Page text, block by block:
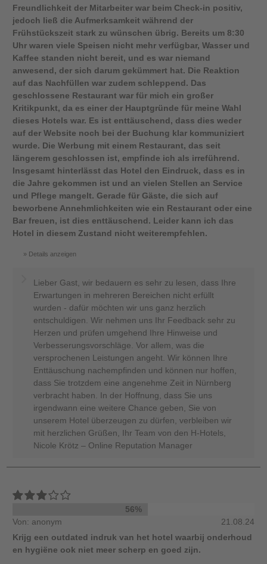
Freundlichkeit der Mitarbeiter war beim Check-in positiv,
jedoch ließ die Aufmerksamkeit während der
Frühstückszeit stark zu wünschen übrig. Bereits um 8:30
Uhr waren viele Speisen nicht mehr verfügbar, Wasser und
Kaffee standen nicht bereit, und es war niemand
anwesend, der sich darum gekümmert hat. Die Reaktion
auf das Nachfüllen war zudem schleppend. Das
geschlossene Restaurant war für mich ein großer
Kritikpunkt, da es einer der Hauptgründe für meine Wahl
dieses Hotels war. Es ist enttäuschend, dass dies weder
auf der Website noch bei der Buchung klar kommuniziert
wurde. Die Werbung mit einem Restaurant, das seit
längerem geschlossen ist, empfinde ich als irreführend.
Insgesamt hinterlässt das Hotel den Eindruck, dass es in
die Jahre gekommen ist und an vielen Stellen an Service
und Pflege mangelt. Gerade für Gäste, die sich auf
beworbene Annehmlichkeiten wie ein Restaurant oder eine
Bar freuen, ist dies enttäuschend. Leider kann ich das
Hotel in diesem Zustand nicht weiterempfehlen.
Details anzeigen
Lieber Gast, wir bedauern es sehr zu lesen, dass Ihre
Erwartungen in mehreren Bereichen nicht erfüllt
wurden - dafür möchten wir uns ganz herzlich
entschuldigen. Wir nehmen uns Ihr Feedback sehr zu
Herzen und prüfen umgehend Ihre Hinweise und
Verbesserungsvorschläge. Vor allem, was die
versprochenen Leistungen angeht. Wir können Ihre
Enttäuschung nachempfinden und können nur hoffen,
dass Sie trotzdem eine angenehme Zeit in Nürnberg
verbracht haben. In der Hoffnung, dass Sie uns
irgendwann eine weitere Chance geben, Sie von
unserem Hotel überzeugen zu dürfen, verbleiben wir
mit herzlichen Grüßen, Ihr Team von den H-Hotels,
Nicole Krötz – Online Reputation Manager
56%
Von: anonym
21.08.24
Krijg een outdated indruk van het hotel waarbij onderhoud
en hygiëne ook niet meer scherp en goed zijn.